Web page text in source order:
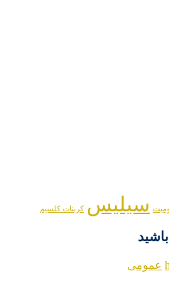
سیلیس کربنات کلسیم
عمومی